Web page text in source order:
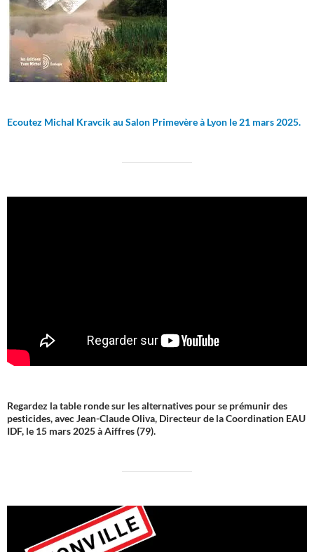
Ecoutez Michal Kravcik au Salon Primevère à Lyon le 21 mars 2025.
Regardez la table ronde sur les alternatives pour se prémunir des
pesticides, avec Jean-Claude Oliva, Directeur de la Coordination EAU
IDF, le 15 mars 2025 à Aiffres (79).